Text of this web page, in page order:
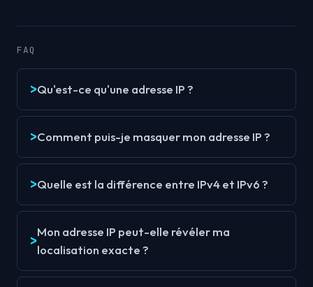
FAQ
Qu'est-ce qu'une adresse IP ?
Comment puis-je masquer mon adresse IP ?
Quelle est la différence entre IPv4 et IPv6 ?
Mon adresse IP peut-elle révéler ma
localisation exacte ?